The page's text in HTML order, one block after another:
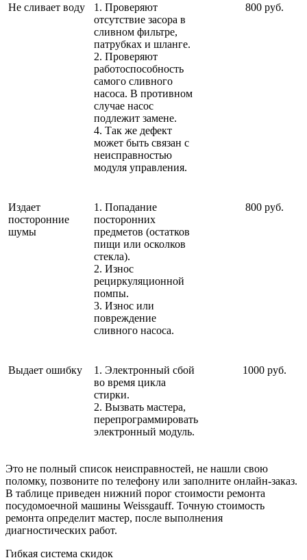
Не сливает воду
1. Проверяют
отсутствие засора в
сливном фильтре,
патрубках и шланге.
2. Проверяют
работоспособность
самого сливного
насоса. В противном
случае насос
подлежит замене.
4. Так же дефект
может быть связан с
неисправностью
модуля управления.
800 руб.
Издает
посторонние
шумы
1. Попадание
посторонних
предметов (остатков
пищи или осколков
стекла).
2. Износ
рециркуляционной
помпы.
3. Износ или
повреждение
сливного насоса.
800 руб.
Выдает ошибку
1. Электронный сбой
во время цикла
стирки.
2. Вызвать мастера,
перепрограммировать
электронный модуль.
1000 руб.
Это не полный список неисправностей, не нашли свою
поломку, позвоните по телефону или заполните онлайн-заказ.
В таблице приведен нижний порог стоимости ремонта
посудомоечной машины Weissgauff. Точную стоимость
ремонта определит мастер, после выполнения
диагностических работ.
Гибкая система скидок